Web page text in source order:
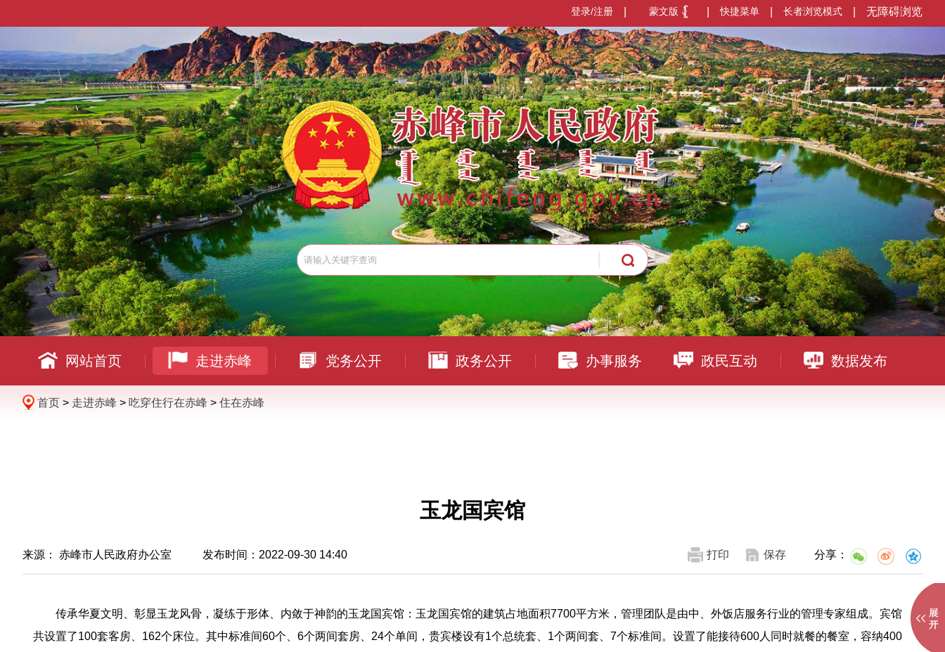
无障碍浏览
长者浏览模式
快捷菜单
蒙文版
登录/注册
网站首页 走进赤峰 党务公开 政务公开 办事服务 政民互动 数据发布
首页 > 走进赤峰 > 吃穿住行在赤峰 > 住在赤峰
玉龙国宾馆
来源： 赤峰市人民政府办公室 发布时间：2022-09-30 14:40 打印 保存 分享：
传承华夏文明、彰显玉龙风骨，凝练于形体、内敛于神韵的玉龙国宾馆：玉龙国宾馆的建筑占地面积7700平方米，管理团队是由中、外饭店服务行业的管理专家组成。宾馆
共设置了100套客房、162个床位。其中标准间60个、6个两间套房、24个单间，贵宾楼设有1个总统套、1个两间套、7个标准间。设置了能接待600人同时就餐的餐室，容纳400